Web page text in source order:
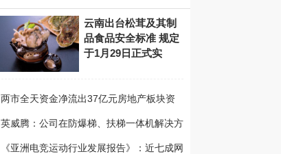
云南出台松茸及其制
品食品安全标准 规定
于1月29日正式实
两市全天资金净流出37亿元房地产板块资
英威腾：公司在防爆梯、扶梯一体机解决方
《亚洲电竞运动行业发展报告》：近七成网